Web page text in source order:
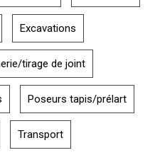
Excavations
tirage de joint
Poseurs tapis/prélart
Transport